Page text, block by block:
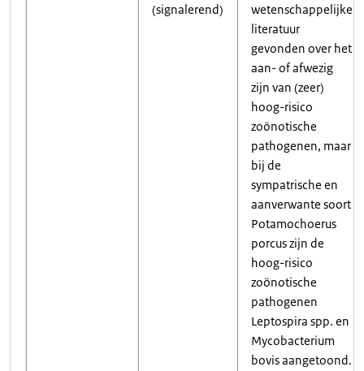
(signalerend)
wetenschappelijke
literatuur
gevonden over het
aan- of afwezig
zijn van (zeer)
hoog-risico
zoönotische
pathogenen, maar
bij de
sympatrische en
aanverwante soort
Potamochoerus
porcus zijn de
hoog-risico
zoönotische
pathogenen
Leptospira spp. en
Mycobacterium
bovis aangetoond.